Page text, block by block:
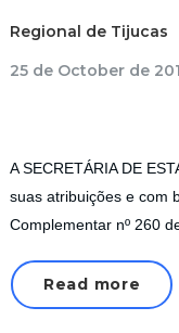
Regional de Tijucas
25 de October de
A SECRETÁRIA DE
suas atribuições e com
Complementar nº 260
Read more